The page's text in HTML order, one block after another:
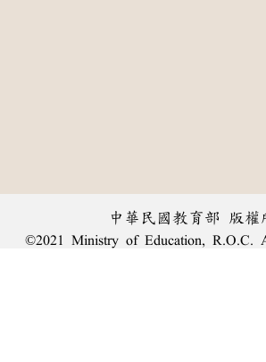
中華民國教育部 版權
©2021 Ministry of Education, R.O.C.